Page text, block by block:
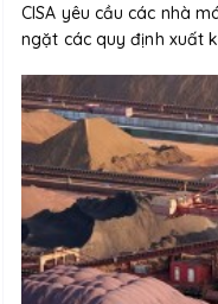
CISA yêu cầu các nhà
ngặt các quy định xuất